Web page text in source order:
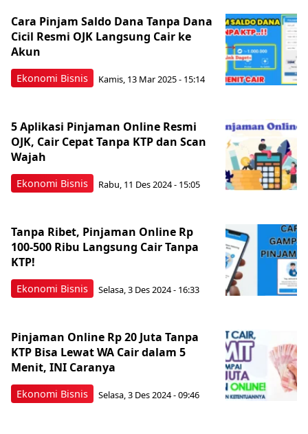
Ekonomi Bisnis
Cara Pinjam Saldo Dana Tanpa Dana
Cicil Resmi OJK Langsung Cair ke
Akun
Kamis, 13 Mar 2025 - 15:14
Ekonomi Bisnis
5 Aplikasi Pinjaman Online Resmi
OJK, Cair Cepat Tanpa KTP dan Scan
Wajah
Rabu, 11 Des 2024 - 15:05
Ekonomi Bisnis
Tanpa Ribet, Pinjaman Online Rp
100-500 Ribu Langsung Cair Tanpa
KTP!
Selasa, 3 Des 2024 - 16:33
Ekonomi Bisnis
Pinjaman Online Rp 20 Juta Tanpa
KTP Bisa Lewat WA Cair dalam 5
Menit, INI Caranya
Selasa, 3 Des 2024 - 09:46